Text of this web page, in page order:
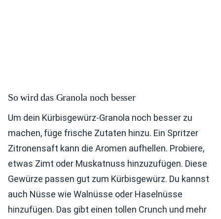
So wird das Granola noch besser
Um dein Kürbisgewürz-Granola noch besser zu
machen, füge frische Zutaten hinzu. Ein Spritzer
Zitronensaft kann die Aromen aufhellen. Probiere,
etwas Zimt oder Muskatnuss hinzuzufügen. Diese
Gewürze passen gut zum Kürbisgewürz. Du kannst
auch Nüsse wie Walnüsse oder Haselnüsse
hinzufügen. Das gibt einen tollen Crunch und mehr